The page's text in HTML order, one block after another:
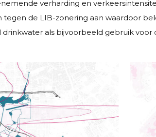
verharding en
de LIB-zonering aan waardoor
als bijvoorbeeld gebruik